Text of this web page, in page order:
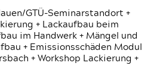
GTÜ-Seminarstandort +
+ Lackaufbau beim
im Handwerk + Mängel und
+ Emissionsschäden Modul
+ Workshop Lackierung +